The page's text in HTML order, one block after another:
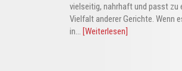
vielseitig, nahrhaft und passt zu
Vielfalt anderer Gerichte. Wenn
in... [Weiterlesen]